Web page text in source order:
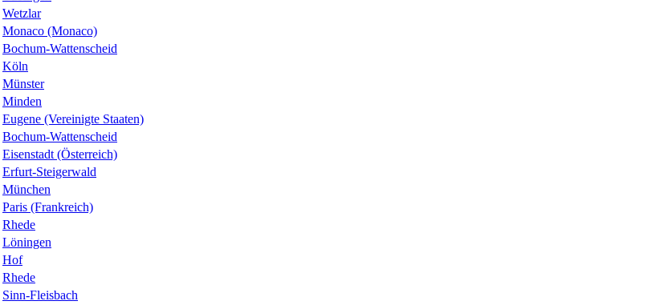
Wetzlar
Monaco (Monaco)
Bochum-Wattenscheid
Köln
Münster
Minden
Eugene (Vereinigte Staaten)
Bochum-Wattenscheid
Eisenstadt (Österreich)
Erfurt-Steigerwald
München
Paris (Frankreich)
Rhede
Löningen
Hof
Rhede
Sinn-Fleisbach